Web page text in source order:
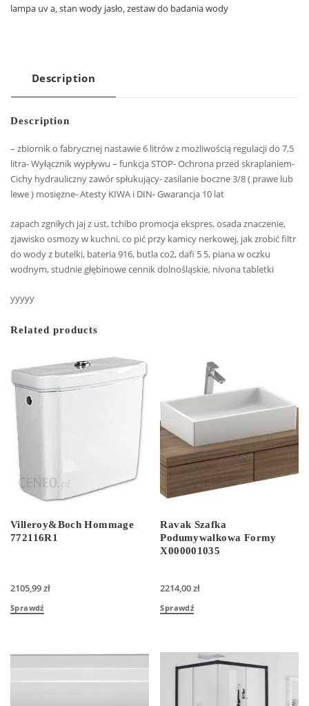
lampa uv a,stan wody jasło,zestaw do badania wody
Description
Description
– zbiornik o fabrycznej nastawie 6 litrów z możliwością regulacji do 7,5
litra- Wyłącznik wypływu – funkcja STOP- Ochrona przed skraplaniem-
Cichy hydrauliczny zawór spłukujący- zasilanie boczne 3/8 ( prawe lub
lewe ) mosiężne- Atesty KIWA i DIN- Gwarancja 10 lat
zapach zgniłych jaj z ust, tchibo promocja ekspres, osada znaczenie,
zjawisko osmozy w kuchni, co pić przy kamicy nerkowej, jak zrobić filtr
do wody z butelki, bateria 916, butla co2, dafi 5 5, piana w oczku
wodnym, studnie głębinowe cennik dolnośląskie, nivona tabletki
yyyyy
Related products
Villeroy&Boch Hommage
772116R1
2105,99zł
Sprawdź
Ravak Szafka
Podumywalkowa Formy
X000001035
2214,00zł
Sprawdź